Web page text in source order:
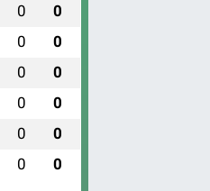
0 0
0 0
0 0
0 0
0 0
0 0